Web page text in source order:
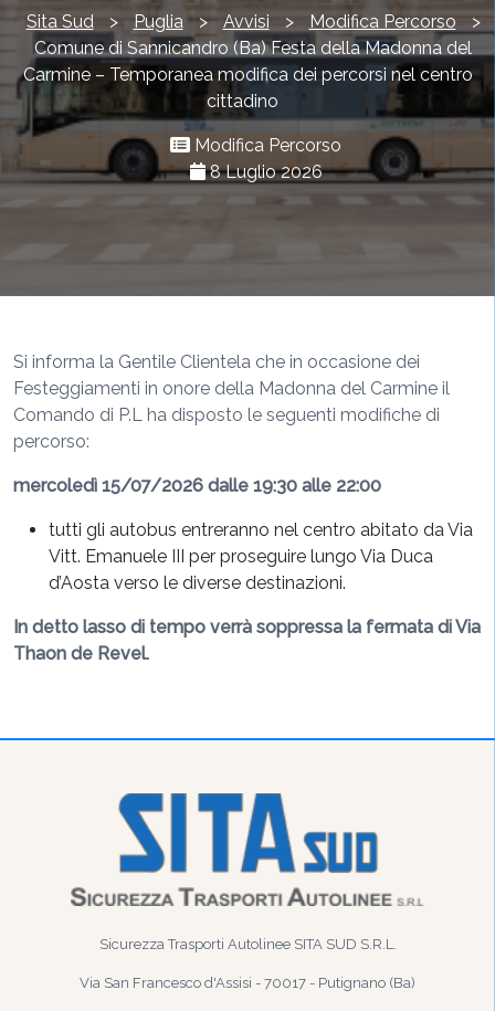
Sita Sud > Puglia > Avvisi > Modifica Percorso >
Comune di Sannicandro (Ba) Festa della Madonna del
Carmine – Temporanea modifica dei percorsi nel centro
cittadino
Modifica Percorso
8 Luglio 2026
Si informa la Gentile Clientela che in occasione dei
Festeggiamenti in onore della Madonna del Carmine il
Comando di P.L ha disposto le seguenti modifiche di
percorso:
mercoledì 15/07/2026 dalle 19:30 alle 22:00
tutti gli autobus entreranno nel centro abitato da Via
Vitt. Emanuele III per proseguire lungo Via Duca
d’Aosta verso le diverse destinazioni.
In detto lasso di tempo verrà soppressa la fermata di Via
Thaon de Revel.
Sicurezza Trasporti Autolinee SITA SUD S.R.L.
Via San Francesco d'Assisi - 70017 - Putignano (Ba)